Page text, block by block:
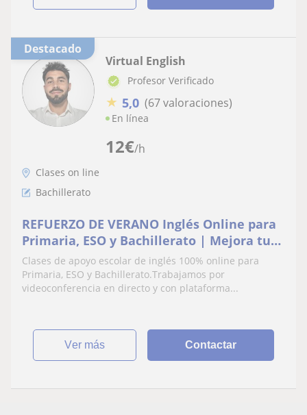
Destacado
12€/h
Virtual English
Profesor Verificado
★ 5,0 (67 valoraciones)
En línea
Clases on line
Bachillerato
REFUERZO DE VERANO Inglés Online para
Primaria, ESO y Bachillerato | Mejora tus
Notas
Clases de apoyo escolar de inglés 100% online para
Primaria, ESO y Bachillerato.Trabajamos por
videoconferencia en directo y con plataforma...
ver más Contactar